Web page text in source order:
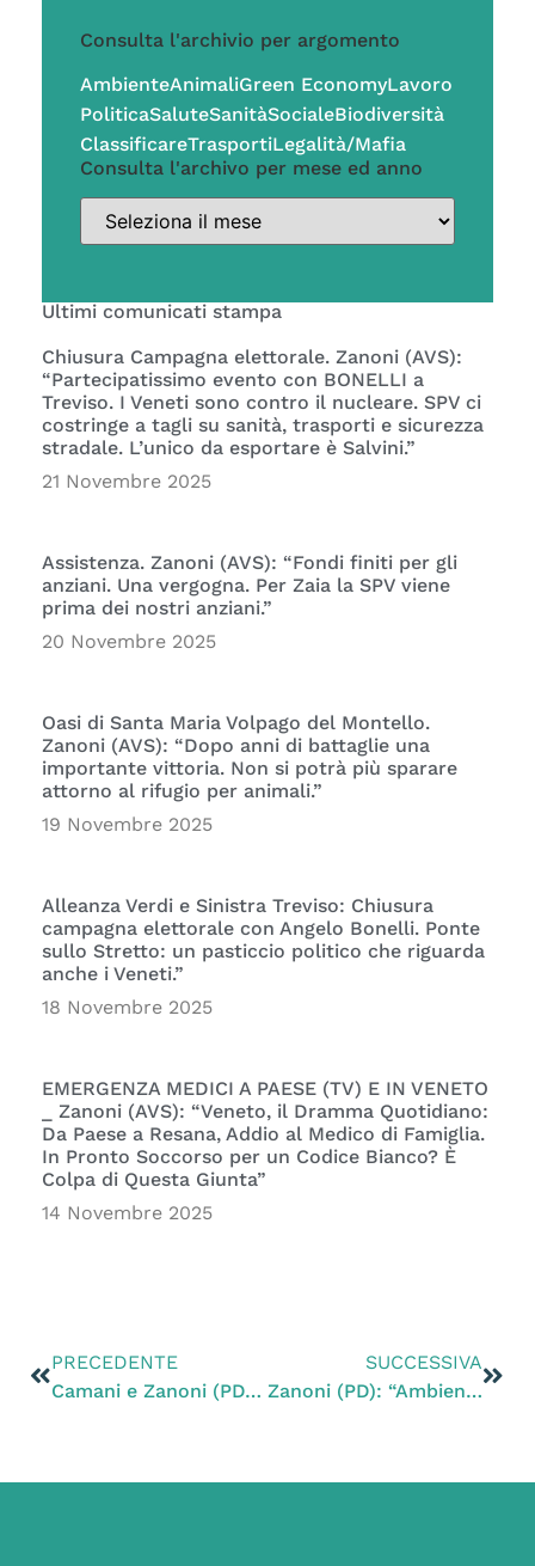
Consulta l'archivio per argomento
AmbienteAnimaliGreen EconomyLavoro
PoliticaSaluteSanitàSocialeBiodiversità
ClassificareTrasportiLegalità/Mafia
Consulta l'archivo per mese ed anno
Ultimi comunicati stampa
Chiusura Campagna elettorale. Zanoni (AVS):
“Partecipatissimo evento con BONELLI a
Treviso. I Veneti sono contro il nucleare. SPV ci
costringe a tagli su sanità, trasporti e sicurezza
stradale. L’unico da esportare è Salvini.”
21 Novembre 2025
Assistenza. Zanoni (AVS): “Fondi finiti per gli
anziani. Una vergogna. Per Zaia la SPV viene
prima dei nostri anziani.”
20 Novembre 2025
Oasi di Santa Maria Volpago del Montello.
Zanoni (AVS): “Dopo anni di battaglie una
importante vittoria. Non si potrà più sparare
attorno al rifugio per animali.”
19 Novembre 2025
Alleanza Verdi e Sinistra Treviso: Chiusura
campagna elettorale con Angelo Bonelli. Ponte
sullo Stretto: un pasticcio politico che riguarda
anche i Veneti.”
18 Novembre 2025
EMERGENZA MEDICI A PAESE (TV) E IN VENETO
_ Zanoni (AVS): “Veneto, il Dramma Quotidiano:
Da Paese a Resana, Addio al Medico di Famiglia.
In Pronto Soccorso per un Codice Bianco? È
Colpa di Questa Giunta”
14 Novembre 2025
PRECEDENTE
Camani e Zanoni (PD): “Penali per chi si licenzia, pratica vergognosa in un Paese civile: giusta la denuncia del sindacato”
SUCCESSIVA
Zanoni (PD): “Ambientalisti-Regione 4-0: annullata l’ultima delibera sull’aumento delle giornate di caccia”